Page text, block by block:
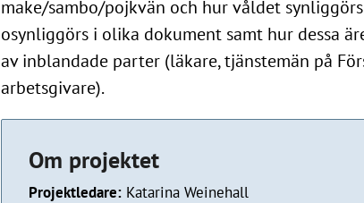
make/sambo/pojkvän och hur våldet
osynliggörs i olika dokument samt hur dessa
av inblandade parter (läkare, tjänstemän på
arbetsgivare).
Om projektet
Projektledare:Katarina Weinehall